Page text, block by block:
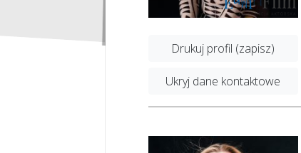
Drukuj profil (zapisz)
Ukryj dane kontaktowe